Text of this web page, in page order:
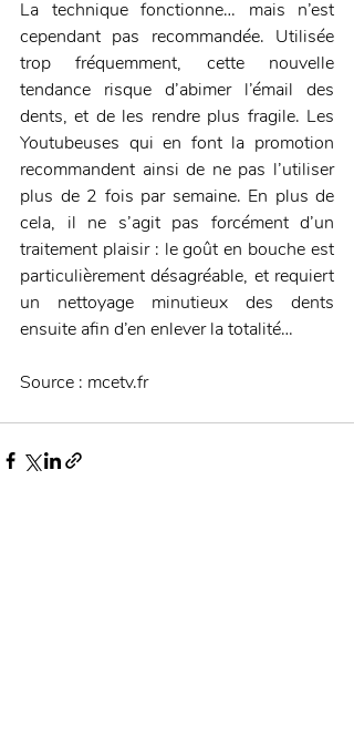
La technique fonctionne… mais n’est
cependant pas recommandée. Utilisée
trop fréquemment, cette nouvelle
tendance risque d’abimer l’émail des
dents, et de les rendre plus fragile. Les
Youtubeuses qui en font la promotion
recommandent ainsi de ne pas l’utiliser
plus de 2 fois par semaine. En plus de
cela, il ne s’agit pas forcément d’un
traitement plaisir : le goût en bouche est
particulièrement désagréable, et requiert
un nettoyage minutieux des dents
ensuite afin d’en enlever la totalité…
Source : mcetv.fr